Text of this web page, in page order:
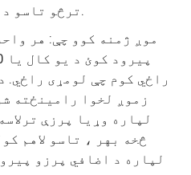
ترڅو تاسو د کور په څیر احساس وکړئ.
موږ ژمنه کوو چې: هر
راځي کوم چې لومړی راځي.
زموږ لخوا رامینځته
لپاره وړیا پرزې
څخه بهر ، تاسو لاهم
لپاره د اضافي پرزو